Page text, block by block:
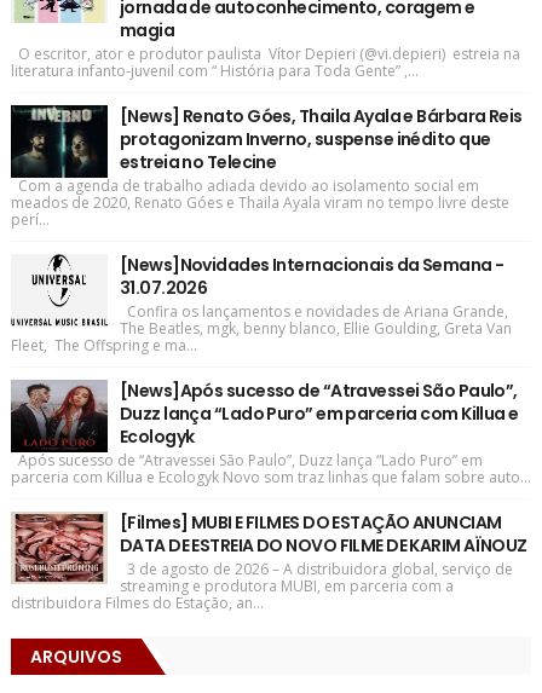
jornada de autoconhecimento, coragem e
magia
O escritor, ator e produtor paulista Vítor Depieri (@vi.depieri) estreia na
literatura infanto-juvenil com “ História para Toda Gente” ,...
[News] Renato Góes, Thaila Ayala e Bárbara Reis
protagonizam Inverno, suspense inédito que
estreia no Telecine
Com a agenda de trabalho adiada devido ao isolamento social em
meados de 2020, Renato Góes e Thaila Ayala viram no tempo livre deste
perí...
[News]Novidades Internacionais da Semana -
31.07.2026
Confira os lançamentos e novidades de Ariana Grande,
The Beatles, mgk, benny blanco, Ellie Goulding, Greta Van
Fleet, The Offspring e ma...
[News]Após sucesso de “Atravessei São Paulo”,
Duzz lança “Lado Puro” em parceria com Killua e
Ecologyk
Após sucesso de “Atravessei São Paulo”, Duzz lança “Lado Puro” em
parceria com Killua e Ecologyk Novo som traz linhas que falam sobre auto...
[Filmes] MUBI E FILMES DO ESTAÇÃO ANUNCIAM
DATA DE ESTREIA DO NOVO FILME DE KARIM AÏNOUZ
3 de agosto de 2026 – A distribuidora global, serviço de
streaming e produtora MUBI, em parceria com a
distribuidora Filmes do Estação, an...
ARQUIVOS